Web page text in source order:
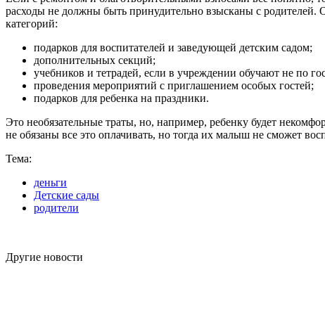
расходы не должны быть принудительно взысканы с родителей.
категорий:
подарков для воспитателей и заведующей детским садом;
дополнительных секций;
учебников и тетрадей, если в учреждении обучают не по
проведения мероприятий с приглашением особых гостей;
подарков для ребенка на праздники.
Это необязательные траты, но, например, ребенку будет
не обязаны все это оплачивать, но тогда их малыш не сможет
Тема:
деньги
Детские сады
родители
Другие новости